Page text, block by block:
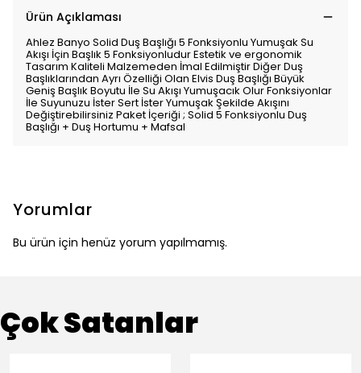
Ürün Açıklaması
Ahlez Banyo Solid Duş Başlığı 5 Fonksiyonlu Yumuşak Su
Akışı İçin Başlık 5 Fonksiyonludur Estetik ve ergonomik
Tasarım Kaliteli Malzemeden İmal Edilmiştir Diğer Duş
Başlıklarından Ayrı Özelliği Olan Elvis Duş Başlığı Büyük
Geniş Başlık Boyutu İle Su Akışı Yumuşacık Olur Fonksiyonlar
İle Suyunuzu İster Sert İster Yumuşak Şekilde Akışını
Değiştirebilirsiniz Paket İçeriği ; Solid 5 Fonksiyonlu Duş
Başlığı + Duş Hortumu + Mafsal
Yorumlar
Bu ürün için henüz yorum yapılmamış.
Çok Satanlar